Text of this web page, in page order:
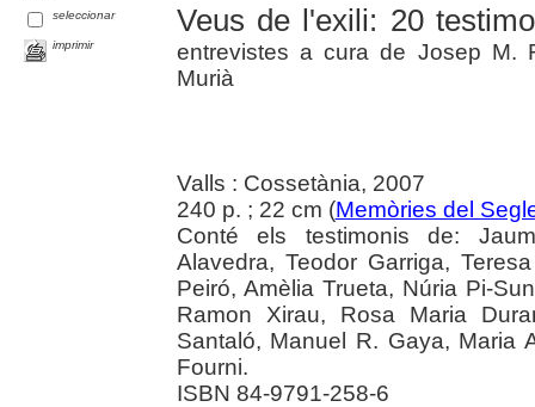
seleccionar
imprimir
Veus de l'exili: 20
entrevistes a cura de Josep M.
Murià
Valls : Cossetània, 2007
240 p. ; 22 cm (Memòries del
Conté els testimonis de:
Alavedra, Teodor Garriga,
Peiró, Amèlia Trueta, Núria Pi-
Ramon Xirau, Rosa Maria
Santaló, Manuel R. Gaya, Maria
Fourni.
ISBN 84-9791-258-6